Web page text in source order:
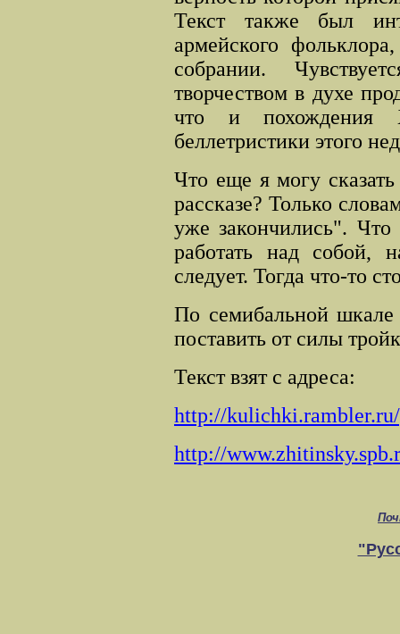
Текст также был
армейского
собрании.
творчеством в духе
что и похождения
беллетристики этого
Что еще я могу
рассказе? Только
уже закончились". Что
работать над собой,
следует. Тогда что-то
По семибальной шкале
поставить от силы
Текст взят с адреса:
http://
http://